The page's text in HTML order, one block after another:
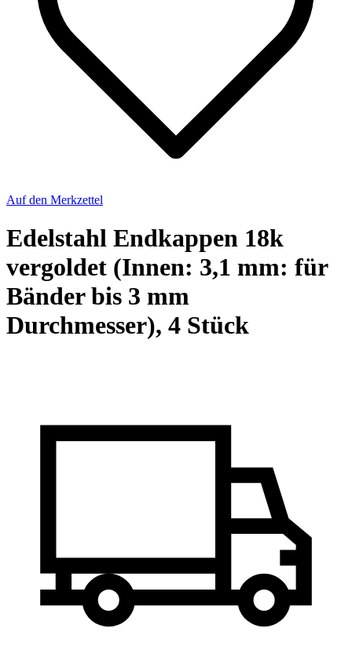
Auf den Merkzettel
Edelstahl Endkappen 18k
vergoldet (Innen: 3,1 mm: für
Bänder bis 3 mm
Durchmesser), 4 Stück